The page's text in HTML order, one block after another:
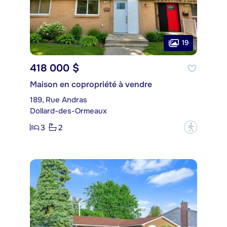
19
418 000 $
Maison en copropriété à vendre
189, Rue Andras
Dollard-des-Ormeaux
3
2 ?